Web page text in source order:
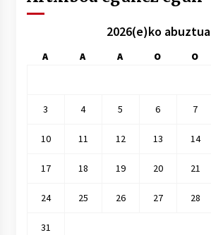
2026(e)ko abuztua
A A A O O
3 4 5 6 7
10 11 12 13 14
17 18 19 20 21
24 25 26 27 28
31